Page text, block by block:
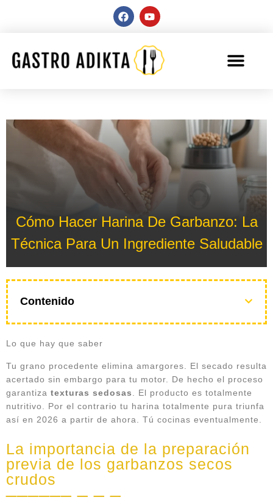
Cómo Hacer Harina De Garbanzo: La
Técnica Para Un Ingrediente Saludable
Contenido
Lo que hay que saber
Tu grano procedente elimina amargores. El secado resulta
acertado sin embargo para tu motor. De hecho el proceso
garantiza texturas sedosas
. El producto es totalmente
nutritivo. Por el contrario tu harina totalmente pura triunfa
así en 2026 a partir de ahora. Tú cocinas eventualmente.
La importancia de la preparación
previa de los garbanzos secos
crudos